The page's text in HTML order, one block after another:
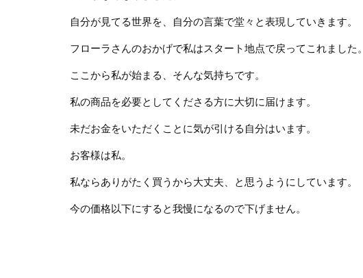
自分が見てる世界を、自分の言葉で堂々と表現していきます。
フローラさんのおかげで私はスタート地点で戻ってこれました。
ここから私が始まる、そんな気持ちです。
私の商品を必要としてくださる方に大切に届けます。
未だお金をいただくことに気が引ける自分はいます。
お客様は私。
私ならありがたく買うから大丈夫、と思うようにしています。
今の価格以下にすると我慢になるので下げません。